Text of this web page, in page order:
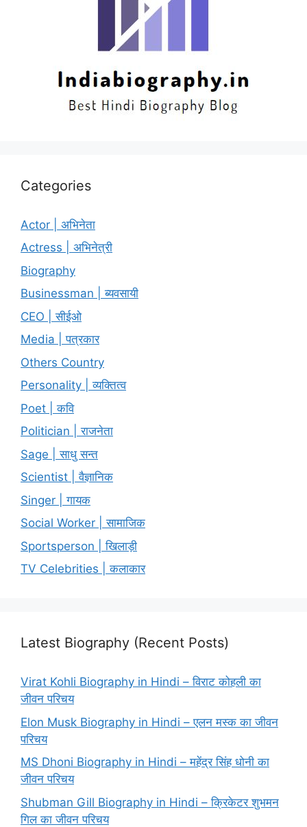
Categories
Actor | अभिनेता
Actress | अभिनेत्री
Biography
Businessman | ब्यवसायी
CEO | सीईओ
Media | पत्रकार
Others Country
Personality | व्यक्तित्व
Poet | कवि
Politician | राजनेता
Sage | साधु सन्त
Scientist | वैज्ञानिक
Singer | गायक
Social Worker | सामाजिक
Sportsperson | खिलाड़ी
TV Celebrities | कलाकार
Latest Biography (Recent Posts)
Virat Kohli Biography in Hindi – विराट कोहली का
जीवन परिचय
Elon Musk Biography in Hindi – एलन मस्क का जीवन
परिचय
MS Dhoni Biography in Hindi – महेंद्र सिंह धोनी का
जीवन परिचय
Shubman Gill Biography in Hindi – क्रिकेटर शुभमन
गिल का जीवन परिचय